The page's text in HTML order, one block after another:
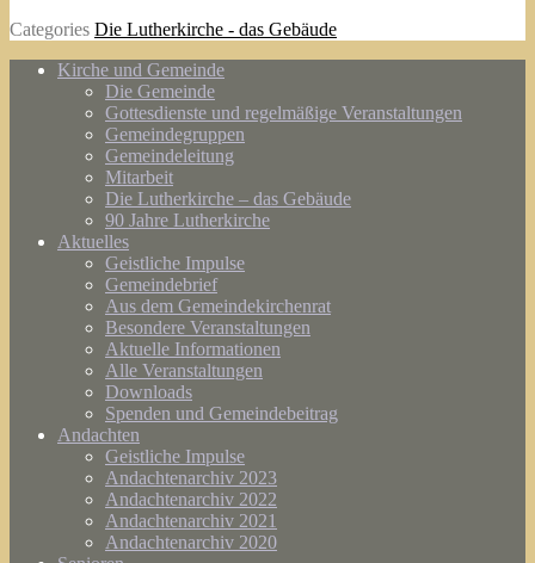
Categories Die Lutherkirche - das Gebäude
Kirche und Gemeinde
Die Gemeinde
Gottesdienste und regelmäßige Veranstaltungen
Gemeindegruppen
Gemeindeleitung
Mitarbeit
Die Lutherkirche – das Gebäude
90 Jahre Lutherkirche
Aktuelles
Geistliche Impulse
Gemeindebrief
Aus dem Gemeindekirchenrat
Besondere Veranstaltungen
Aktuelle Informationen
Alle Veranstaltungen
Downloads
Spenden und Gemeindebeitrag
Andachten
Geistliche Impulse
Andachtenarchiv 2023
Andachtenarchiv 2022
Andachtenarchiv 2021
Andachtenarchiv 2020